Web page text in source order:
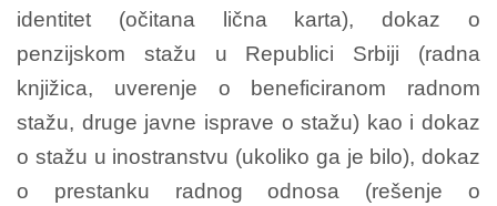
identitet (očitana lična karta), dokaz o
penzijskom stažu u Republici Srbiji (radna
knjižica, uverenje o beneficiranom radnom
stažu, druge javne isprave o stažu) kao i dokaz
o stažu u inostranstvu (ukoliko ga je bilo), dokaz
o prestanku radnog odnosa (rešenje o